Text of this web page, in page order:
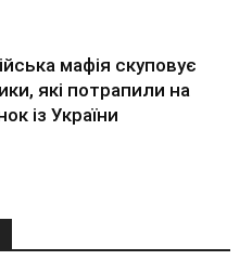
мафія скуповує
які потрапили на
із України